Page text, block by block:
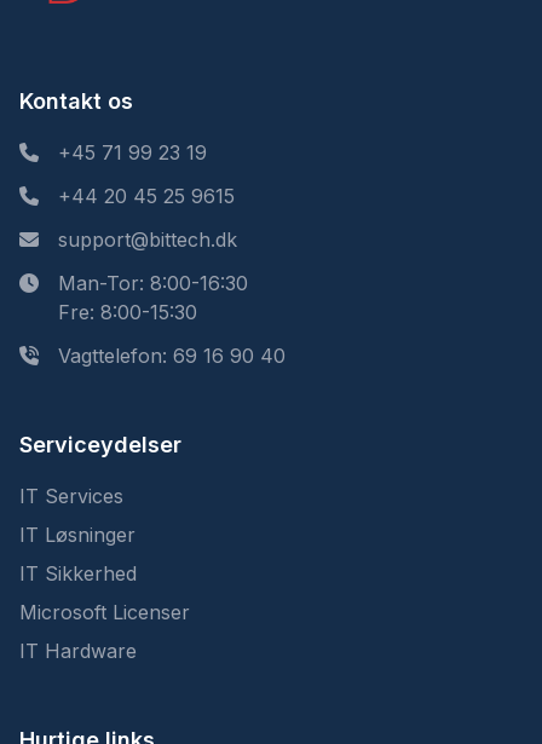
Kontakt os
+45 71 99 23 19
+44 20 45 25 9615
support@bittech.dk
Man-Tor: 8:00-16:30
Fre: 8:00-15:30
Vagttelefon: 69 16 90 40
Serviceydelser
IT Services
IT Løsninger
IT Sikkerhed
Microsoft Licenser
IT Hardware